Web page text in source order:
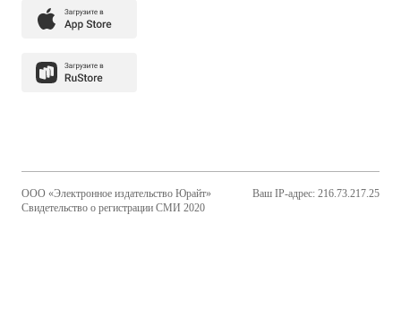
ООО «Электронное издательство Юрайт»
Свидетельство о регистрации СМИ 2020
Ваш IP-адрес: 216.73.217.25